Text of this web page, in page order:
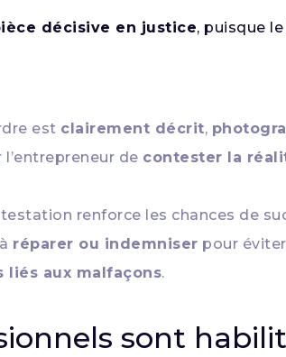
décisive en justice, puisque
est clairement décrit,
de contester la
renforce les chances de
réparer ou indemniser pour
aux malfaçons.
sont